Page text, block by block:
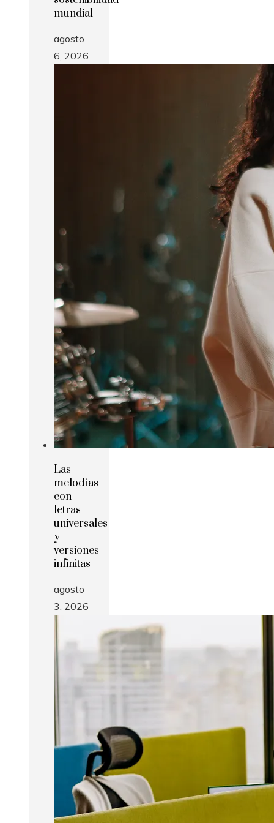
mundial
agosto
6, 2026
Las
melodías
con
letras
universales
y
versiones
infinitas
agosto
3, 2026